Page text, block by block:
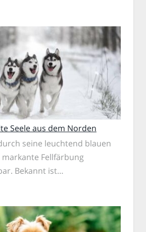
Seele aus dem Norden
seine leuchtend blauen
Fellfärbung
Bekannt ist…